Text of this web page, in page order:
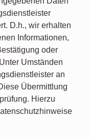
D.h., wir erhalten
Informationen,
oder
Umständen
an
Übermittlung
Hierzu